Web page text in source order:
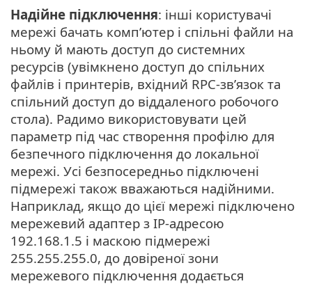
Надійне підключення: інші користувачі
мережі бачать комп’ютер і спільні файли на
ньому й мають доступ до системних
ресурсів (увімкнено доступ до спільних
файлів і принтерів, вхідний RPC-зв’язок та
спільний доступ до віддаленого робочого
стола). Радимо використовувати цей
параметр під час створення профілю для
безпечного підключення до локальної
мережі. Усі безпосередньо підключені
підмережі також вважаються надійними.
Наприклад, якщо до цієї мережі підключено
мережевий адаптер з IP-адресою
192.168.1.5 і маскою підмережі
255.255.255.0, до довіреної зони
мережевого підключення додається